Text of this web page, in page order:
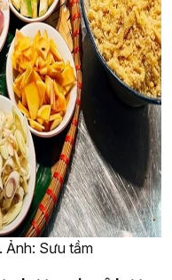
Ảnh: Sưu tầm